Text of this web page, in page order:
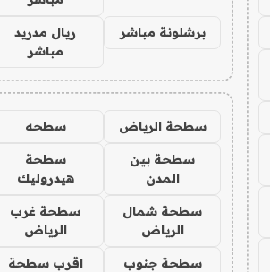
برشلونة مباشر
ريال مدريد
مباشر
سطحة الرياض سطحه
سطحة بين
المدن
سطحة
هيدروليك
سطحة شمال
الرياض
سطحة غرب
الرياض
سطحة جنوب
اقرب سطحة